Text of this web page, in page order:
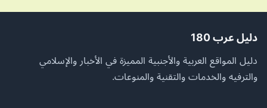
دليل عرب 180
دليل المواقع العربية والأجنبية المميزة في الأخبار والإسلامي
والترفيه والخدمات والتقنية والمنوعات.